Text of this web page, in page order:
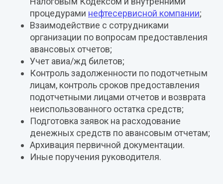
процедурами нефтесервисной компании;
Взаимодействие с сотрудниками
организации по вопросам предоставления
авансовых отчетов;
Учет авиа/жд билетов;
Контроль задолженности по подотчетным
лицам, контроль сроков предоставления
подотчетными лицами отчетов и возврата
неиспользованного остатка средств;
Подготовка заявок на расходование
денежных средств по авансовым отчетам;
Архивация первичной документации.
Иные поручения руководителя.